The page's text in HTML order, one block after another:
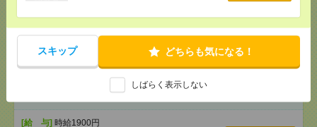
スキップ どちらも気になる！
しばらく表示しない
[月収例]20～25万円
名古屋駅から徒歩3分/名鉄名古屋駅から
徒歩3分/ 近鉄名古屋駅から徒歩3分
気になる！
時給1900円！【アジア競技大会】競技会場での設営
サポート／大量募集[派遣]
[給 与] 時給1900円